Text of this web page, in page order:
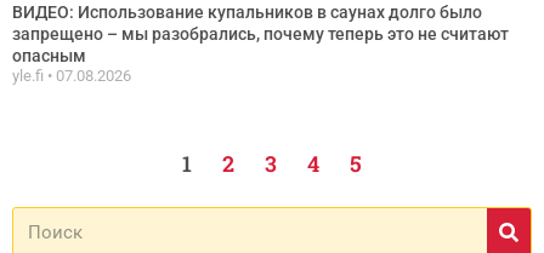
ВИДЕО: Использование купальников в саунах долго было
запрещено – мы разобрались, почему теперь это не считают
опасным
yle.fi 07.08.2026
1 2 3 4 5